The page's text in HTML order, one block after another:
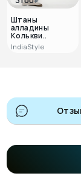
Штаны
алладины
Колькви..
IndiaStyle